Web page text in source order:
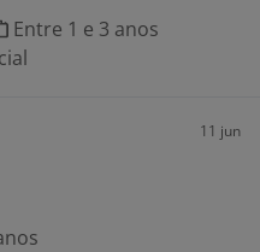
Entre 1 e 3 anos
11 jun